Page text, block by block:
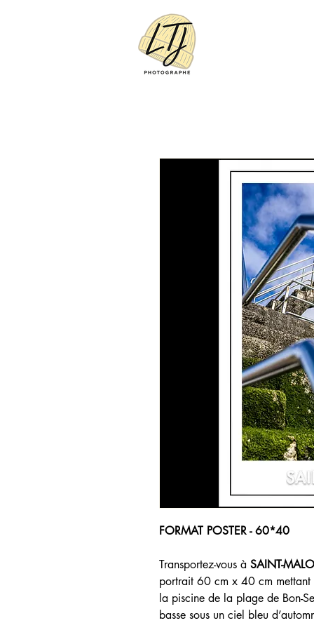
FORMAT POSTER - 60*40
Transportez-vous à SAINT-MALO
portrait 60 cm x 40 cm mettant
la piscine de la plage de Bon-
basse sous un ciel bleu